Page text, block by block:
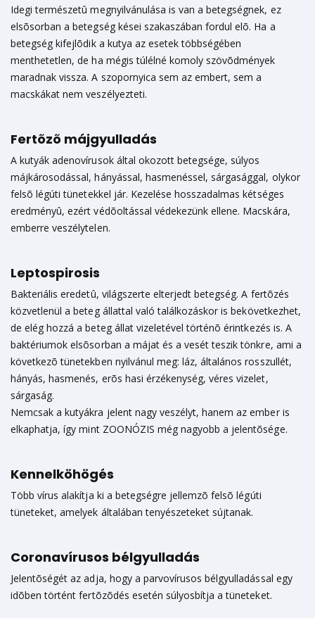
Idegi természetû megnyilvánulása is van a betegségnek, ez
elsõsorban a betegség kései szakaszában fordul elõ. Ha a
betegség kifejlõdik a kutya az esetek többségében
menthetetlen, de ha mégis túlélné komoly szövõdmények
maradnak vissza. A szopornyica sem az embert, sem a
macskákat nem veszélyezteti.
Fertõzõ májgyulladás
A kutyák adenovírusok által okozott betegsége, súlyos
májkárosodással, hányással, hasmenéssel, sárgasággal, olykor
felsõ légúti tünetekkel jár. Kezelése hosszadalmas kétséges
eredményû, ezért védõoltással védekezünk ellene. Macskára,
emberre veszélytelen.
Leptospirosis
Bakteriális eredetû, világszerte elterjedt betegség. A fertõzés
közvetlenül a beteg állattal való találkozáskor is bekövetkezhet,
de elég hozzá a beteg állat vizeletével történõ érintkezés is. A
baktériumok elsõsorban a májat és a vesét teszik tönkre, ami a
következõ tünetekben nyilvánul meg: láz, általános rosszullét,
hányás, hasmenés, erõs hasi érzékenység, véres vizelet,
sárgaság.
Nemcsak a kutyákra jelent nagy veszélyt, hanem az ember is
elkaphatja, így mint ZOONÓZIS még nagyobb a jelentõsége.
Kennelköhögés
Több vírus alakítja ki a betegségre jellemzõ felsõ légúti
tüneteket, amelyek általában tenyészeteket sújtanak.
Coronavírusos bélgyulladás
Jelentõségét az adja, hogy a parvovírusos bélgyulladással egy
idõben történt fertõzõdés esetén súlyosbítja a tüneteket.